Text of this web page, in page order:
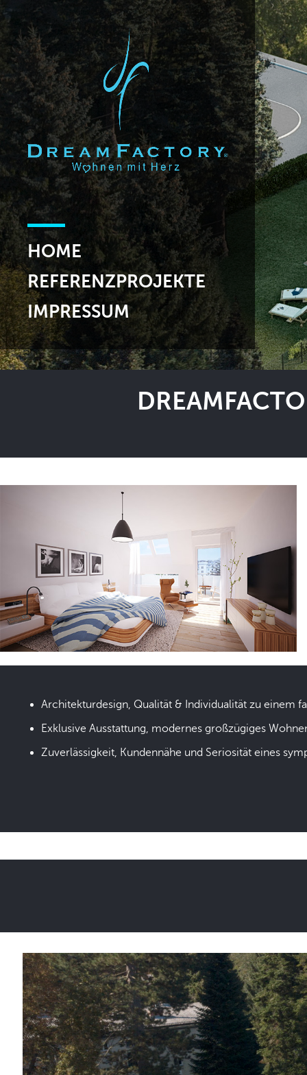
HOME
REFERENZPROJEKTE
IMPRESSUM
Architekturdesign, Qualität & Individualität zu einem
Exklusive Ausstattung, modernes großzügiges
Zuverlässigkeit, Kundennähe und Seriosität eines